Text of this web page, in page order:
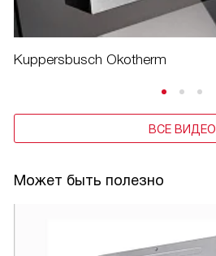
Kuppersbusch Okotherm
ВСЕ ВИДЕО
Может быть полезно